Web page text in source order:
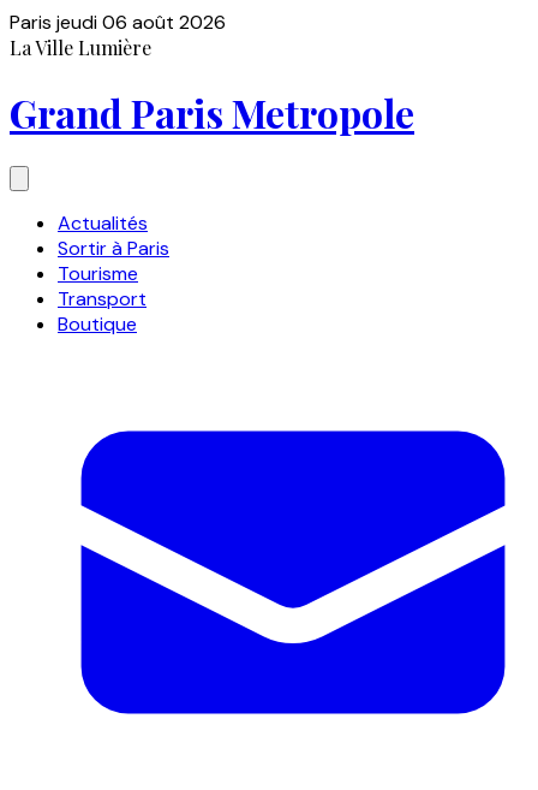
Paris jeudi 06 août 2026
La Ville Lumière
Grand Paris Metropole
Actualités
Sortir à Paris
Tourisme
Transport
Boutique